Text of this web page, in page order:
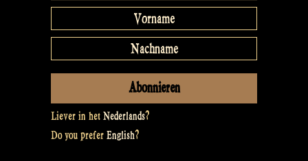
Liever in het Nederlands?
Do you prefer English?